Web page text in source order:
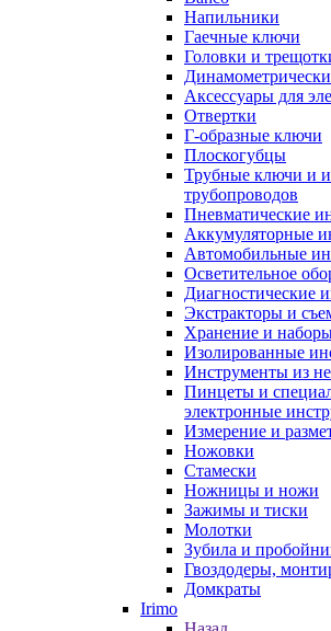
Напильники
Гаечные ключи
Головки и
Аксессуары для
Отвертки
Г-образные ключи
Плоскогубцы
Трубные ключи и
трубопроводов
Пневматические
Аккумуляторные
Автомобильные
Осветительное
Диагностические
Экстракторы и
Хранение и
Изолированные
Инструменты из
Пинцеты и
электронные
Измерение и
Ножовки
Стамески
Ножницы и ножи
Зажимы и тиски
Молотки
Зубила и
Гвоздодеры,
Домкраты
Irimo